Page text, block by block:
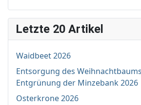
Letzte 20 Artikel
Waidbeet 2026
Entsorgung des
Entgrünung der Minzebank 2026
Osterkrone 2026